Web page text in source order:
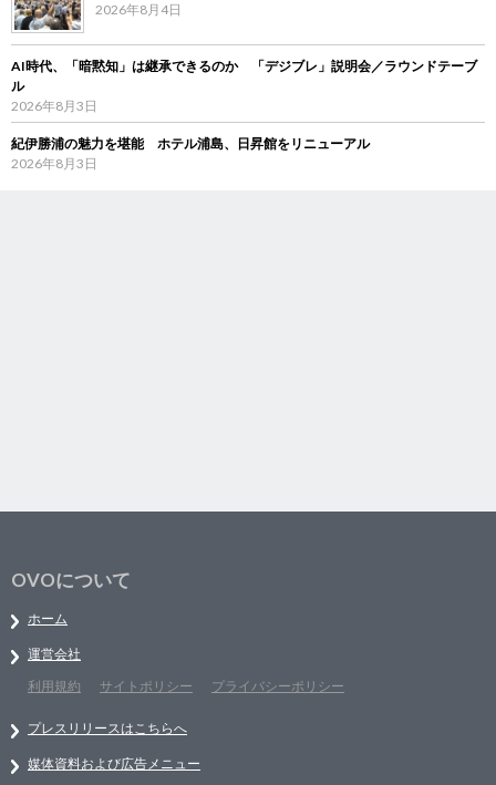
2026年8月4日
AI時代、「暗黙知」は継承できるのか 「デジブレ」説明会／ラウンドテーブ
ル
2026年8月3日
紀伊勝浦の魅力を堪能 ホテル浦島、日昇館をリニューアル
2026年8月3日
OVOについて
ホーム
運営会社
利用規約
サイトポリシー プライバシーポリシー
プレスリリースはこちらへ
媒体資料および広告メニュー